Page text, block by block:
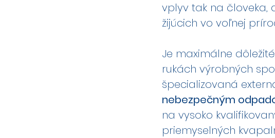
vplyv tak na človeka,
žijúcich vo voľnej
Je maximálne
rukách výrobných
špecializovaná
nebezpečným
na vysoko
priemyselných